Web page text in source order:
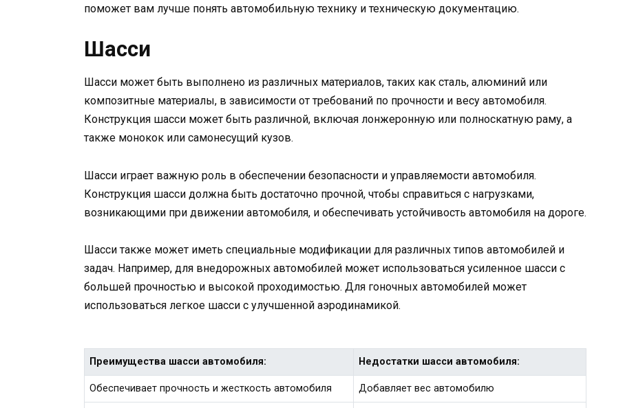
поможет вам лучше понять автомобильную технику и техническую документацию.
Шасси
Шасси может быть выполнено из различных материалов, таких как сталь, алюминий или
композитные материалы, в зависимости от требований по прочности и весу автомобиля.
Конструкция шасси может быть различной, включая лонжеронную или полноскатную раму, а
также монокок или самонесущий кузов.
Шасси играет важную роль в обеспечении безопасности и управляемости автомобиля.
Конструкция шасси должна быть достаточно прочной, чтобы справиться с нагрузками,
возникающими при движении автомобиля, и обеспечивать устойчивость автомобиля на дороге.
Шасси также может иметь специальные модификации для различных типов автомобилей и
задач. Например, для внедорожных автомобилей может использоваться усиленное шасси с
большей прочностью и высокой проходимостью. Для гоночных автомобилей может
использоваться легкое шасси с улучшенной аэродинамикой.
Преимущества шасси автомобиля: Недостатки шасси автомобиля:
Обеспечивает прочность и жесткость автомобиля Добавляет вес автомобилю